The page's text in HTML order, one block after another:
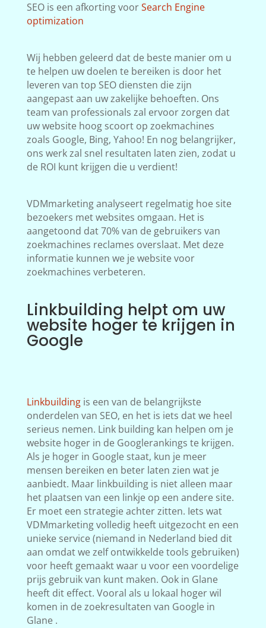
SEO is een afkorting voorSearch Engine
optimization
Wij hebben geleerd dat de beste manier om u
te helpen uw doelen te bereiken is door het
leveren van top SEO diensten die zijn
aangepast aan uw zakelijke behoeften. Ons
team van professionals zal ervoor zorgen dat
uw website hoog scoort op zoekmachines
zoals Google, Bing, Yahoo! En nog belangrijker,
ons werk zal snel resultaten laten zien, zodat u
de ROI kunt krijgen die u verdient!
VDMmarketing analyseert regelmatig hoe site
bezoekers met websites omgaan. Het is
aangetoond dat 70% van de gebruikers van
zoekmachines reclames overslaat. Met deze
informatie kunnen we je website voor
zoekmachines verbeteren.
Linkbuilding helpt om uw
website hoger te krijgen in
Google
Linkbuildingis een van de belangrijkste
onderdelen van SEO, en het is iets dat we heel
serieus nemen. Link building kan helpen om je
website hoger in de Googlerankings te krijgen.
Als je hoger in Google staat, kun je meer
mensen bereiken en beter laten zien wat je
aanbiedt. Maar linkbuilding is niet alleen maar
het plaatsen van een linkje op een andere site.
Er moet een strategie achter zitten. Iets wat
VDMmarketing volledig heeft uitgezocht en een
unieke service (niemand in Nederland bied dit
aan omdat we zelf ontwikkelde tools gebruiken)
voor heeft gemaakt waar u voor een voordelige
prijs gebruik van kunt maken. Ook in Glane
heeft dit effect. Vooral als u lokaal hoger wil
komen in de zoekresultaten van Google in
Glane .